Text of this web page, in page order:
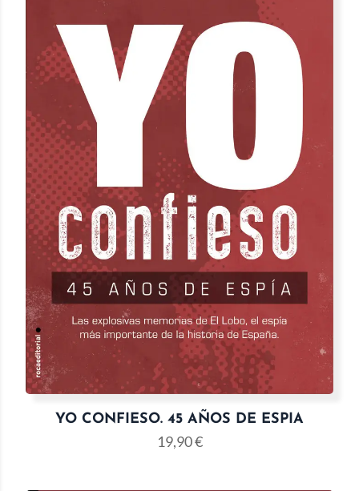
YO CONFIESO. 45 AÑOS DE ESPIA
19,90€